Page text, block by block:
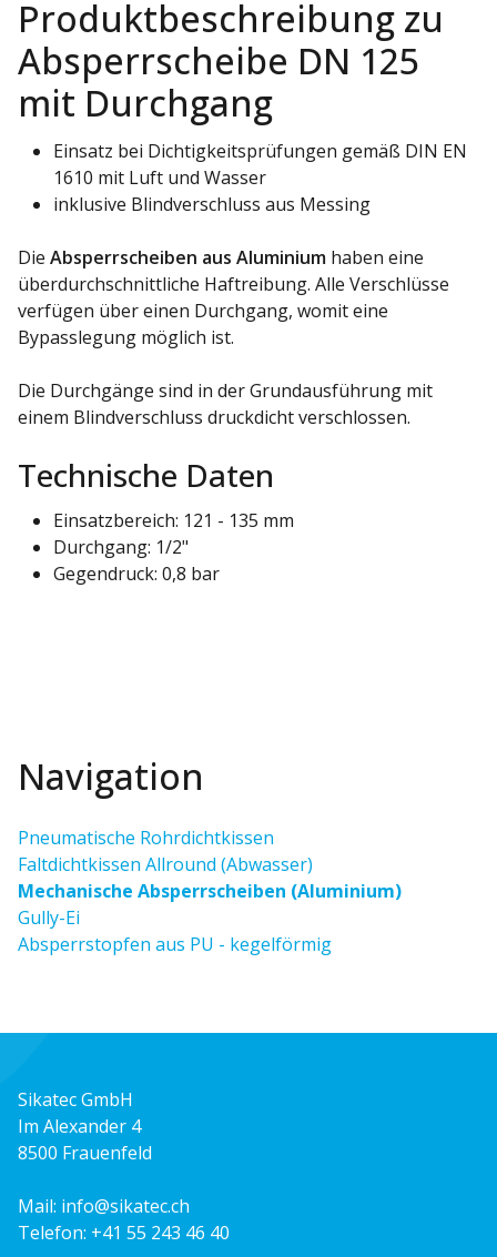
Navigation
Pneumatische Rohrdichtkissen
Faltdichtkissen Allround (Abwasser)
Mechanische Absperrscheiben (Aluminium)
Gully-Ei
Absperrstopfen aus PU - kegelförmig
Produktbeschreibung zu
Absperrscheibe DN 125
mit Durchgang
Einsatz bei Dichtigkeitsprüfungen gemäß DIN EN
1610 mit Luft und Wasser
inklusive Blindverschluss aus Messing
Die Absperrscheiben aus Aluminium haben eine
überdurchschnittliche Haftreibung. Alle Verschlüsse
verfügen über einen Durchgang, womit eine
Bypasslegung möglich ist.
Die Durchgänge sind in der Grundausführung mit
einem Blindverschluss druckdicht verschlossen.
Technische Daten
Einsatzbereich: 121 - 135 mm
Durchgang: 1/2"
Gegendruck: 0,8 bar
Sikatec GmbH
Im Alexander 4
8500 Frauenfeld
Mail: info@sikatec.ch
Telefon: +41 55 243 46 40